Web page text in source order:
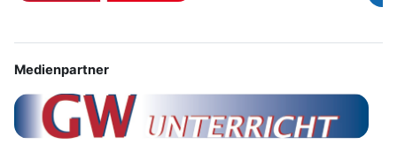
Medienpartner